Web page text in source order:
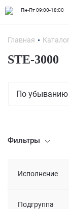
Пн-Пт 09:00-18:00
Главная
STE-3000
По
Фильтры
Исполнение
Подгруппа